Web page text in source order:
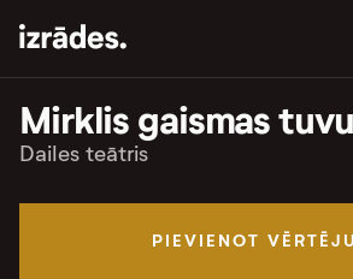
Mirklis gaismas
Dailes teātris
PIEVIENOT